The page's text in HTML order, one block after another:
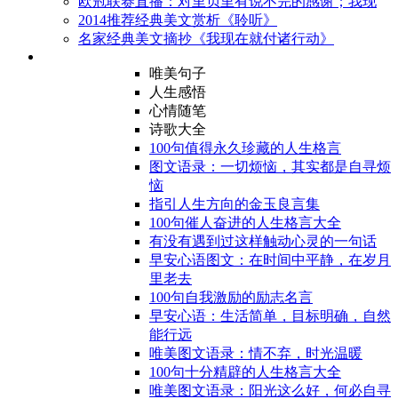
2014推荐经典美文赏析《聆听》
名家经典美文摘抄《我现在就付诸行动》
唯美句子
人生感悟
心情随笔
诗歌大全
100句值得永久珍藏的人生格言
图文语录：一切烦恼，其实都是自寻烦
恼
指引人生方向的金玉良言集
100句催人奋进的人生格言大全
有没有遇到过这样触动心灵的一句话
早安心语图文：在时间中平静，在岁月
里老去
100句自我激励的励志名言
早安心语：生活简单，目标明确，自然
能行远
唯美图文语录：情不弃，时光温暖
100句十分精辟的人生格言大全
唯美图文语录：阳光这么好，何必自寻